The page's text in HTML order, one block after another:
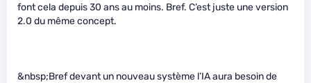
font cela depuis 30 ans au moins. Bref. C’est juste une version
2.0 du même concept.
&nbsp;Bref devant un nouveau système l’IA aura besoin de